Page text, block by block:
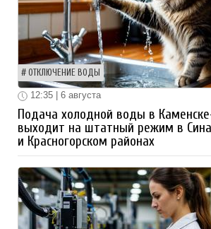
ОТКЛЮЧЕНИЕ ВОДЫ
12:35 | 6 августа
Подача холодной воды в
выходит на штатный режим в
и Красногорском районах